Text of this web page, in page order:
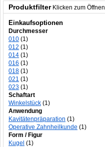
Produktfilter Klicken zum Öffnen
Einkaufsoptionen
Durchmesser
010 (1)
012 (1)
014 (1)
016 (1)
018 (1)
021 (1)
023 (1)
Schaftart
Winkelstück (1)
Anwendung
Kavitätenpräparation (1)
Operative Zahnheilkunde (1)
Form / Figur
Kugel (1)